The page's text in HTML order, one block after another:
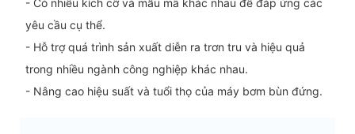
- Có nhiều kích cỡ và mẫu mã khác nhau để đáp ứng các
yêu cầu cụ thể.
- Hỗ trợ quá trình sản xuất diễn ra trơn tru và hiệu quả
trong nhiều ngành công nghiệp khác nhau.
- Nâng cao hiệu suất và tuổi thọ của máy bơm bùn đứng.